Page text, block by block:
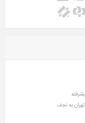
تهران به نجف